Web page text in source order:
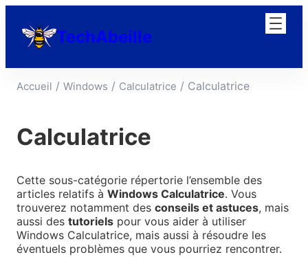
contenu
TechAbeille
Accueil / Windows / Calculatrice / Calculatrice
Calculatrice
Cette sous-catégorie répertorie l’ensemble des
articles relatifs à Windows Calculatrice. Vous
trouverez notamment des conseils et astuces, mais
aussi des tutoriels pour vous aider à utiliser
Windows Calculatrice, mais aussi à résoudre les
éventuels problèmes que vous pourriez rencontrer.